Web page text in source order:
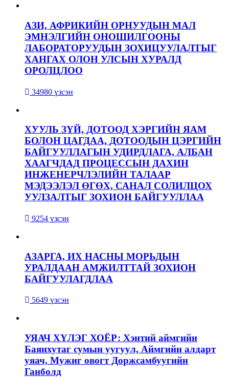
АЗИ, АФРИКИЙН ОРНУУДЫН МАЛ
ЭМНЭЛГИЙН ОНОШИЛГООНЫ
ЛАБОРАТОРУУДЫН ЗОХИЦУУЛАЛТЫГ
ХАНГАХ ОЛОН УЛСЫН ХУРАЛД
ОРОЛЦЛОО
34980 үзсэн
ХУУЛЬ ЗҮЙ, ДОТООД ХЭРГИЙН ЯАМ
БОЛОН ЦАГДАА, ДОТООДЫН ЦЭРГИЙН
БАЙГУУЛЛАГЫН УДИРДЛАГА, АЛБАН
ХААГЧДАД ПРОЦЕССЫН ДАХИН
ИНЖЕНЕРЧЛЭЛИЙН ТАЛААР
МЭДЭЭЛЭЛ ӨГӨХ, САНАЛ СОЛИЛЦОХ
УУЛЗАЛТЫГ ЗОХИОН БАЙГУУЛЛАА
9254 үзсэн
АЗАРГА, ИХ НАСНЫ МОРЬДЫН
УРАЛДААН АМЖИЛТТАЙ ЗОХИОН
БАЙГУУЛАГДЛАА
5649 үзсэн
УЯАЧ ХҮЛЭГ ХОЁР: Хэнтий аймгийн
Баянхутаг сумын уугуул, Аймгийн алдарт
уяач, Мужиг овогт Доржсамбуугийн
Ганболд